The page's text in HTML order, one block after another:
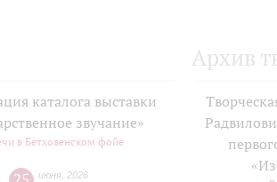
Архив
каталога выставки
звучание»
в Бетховенском фойе
июня 2026